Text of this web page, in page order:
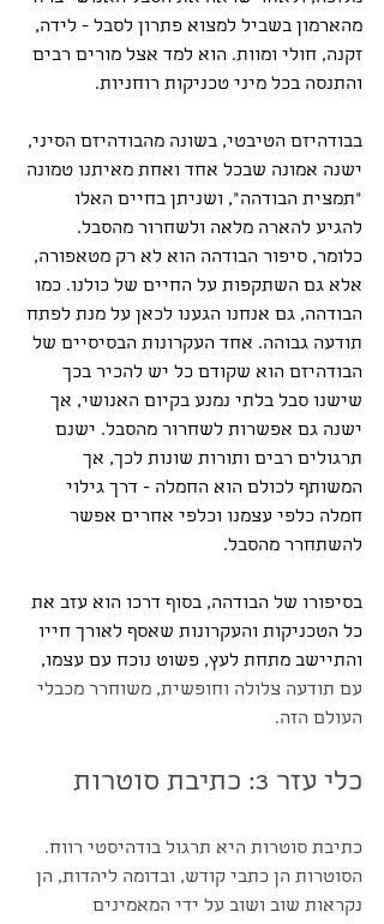
מהארמון בשביל למצוא פתרון לסבל - לידה,
זקנה, חולי ומוות. הוא למד אצל מורים רבים
והתנסה בכל מיני טכניקות רוחניות.
בבודהיזם הטיבטי, בשונה מהבודהיזם הסיני,
ישנה אמונה שבכל אחד ואחת מאיתנו טמונה
״תמצית הבודהה״, ושניתן בחיים האלו
להגיע להארה מלאה ולשחרור מהסבל.
כלומר, סיפור הבודהה הוא לא רק מטאפורה,
אלא גם השתקפות על החיים של כולנו. כמו
הבודהה, גם אנחנו הגענו לכאן על מנת לפתח
תודעה גבוהה. אחד העקרונות הבסיסיים של
הבודהיזם הוא שקודם כל יש להכיר בכך
שישנו סבל בלתי נמנע בקיום האנושי, אך
ישנה גם אפשרות לשחרור מהסבל. ישנם
תרגולים רבים ותורות שונות לכך, אך
המשותף לכולם הוא החמלה - דרך גילוי
חמלה כלפי עצמנו וכלפי אחרים אפשר
להשתחרר מהסבל.
בסיפורו של הבודהה, בסוף דרכו הוא עזב את
כל הטכניקות והעקרונות שאסף לאורך חייו
והתיישב מתחת לעץ, פשוט נוכח עם עצמו,
עם תודעה צלולה וחופשית, משוחרר מכבלי
העולם הזה.
כלי עזר 3: כתיבת סוטרות
כתיבת סוטרות היא תרגול בודהיסטי רווח.
הסוטרות הן כתבי קודש, ובדומה ליהדות, הן
נקראות שוב ושוב על ידי המאמינים